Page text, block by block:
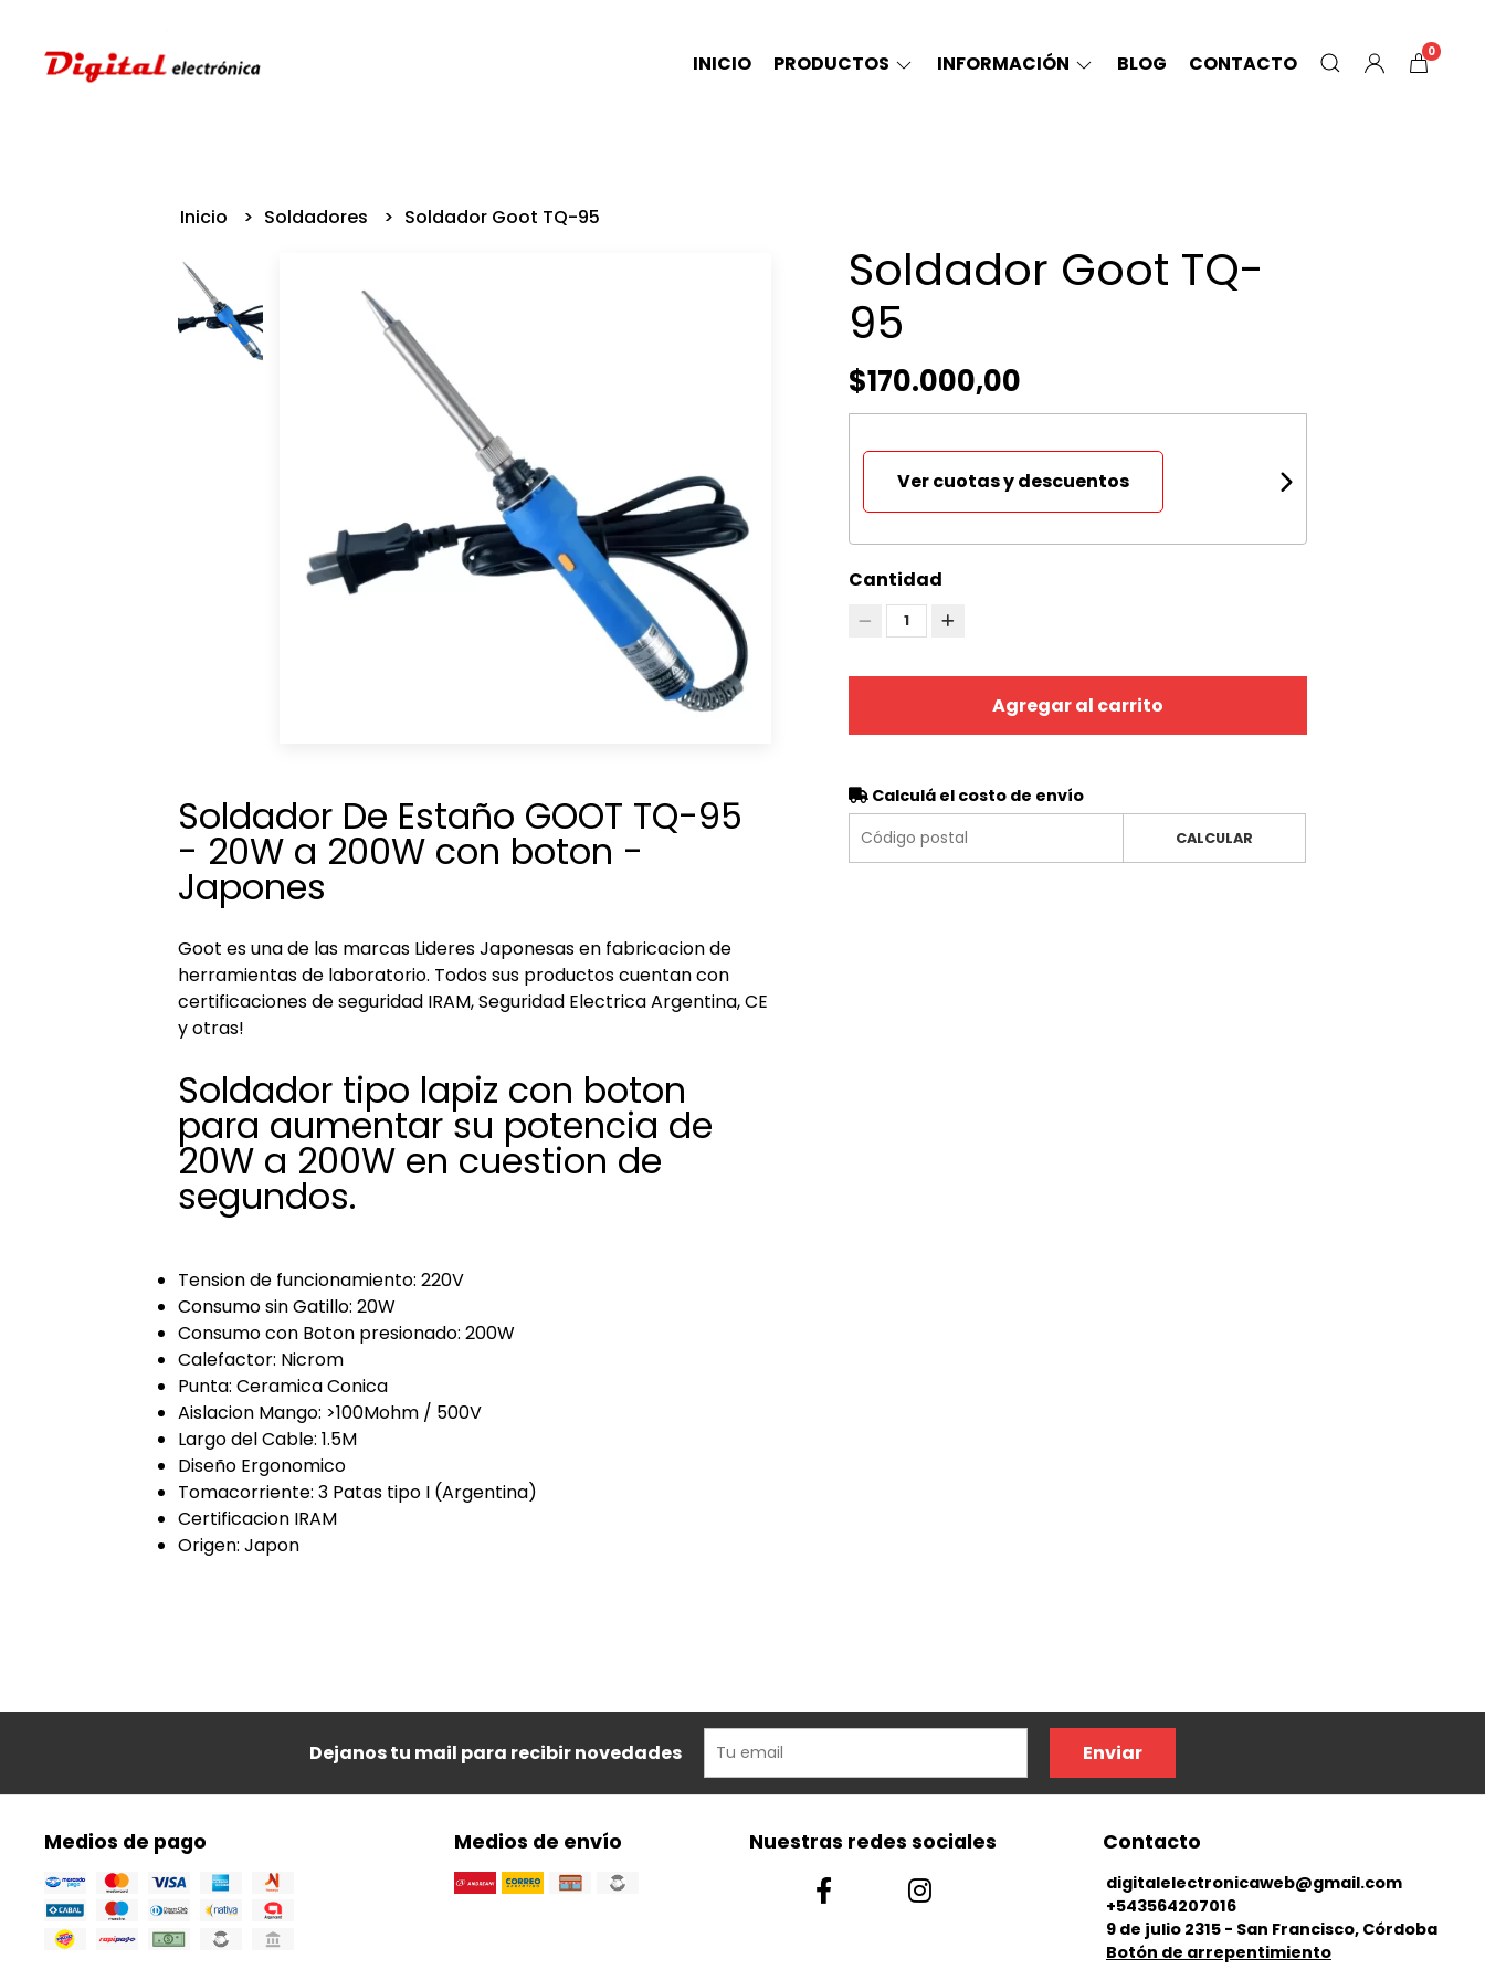
INICIO PRODUCTOS INFORMACIÓN BLOG CONTACTO 0
Inicio Soldadores Soldador Goot TQ-95
Soldador De Estaño GOOT TQ-95
- 20W a 200W con boton -
Japones
Goot es una de las marcas Lideres Japonesas en fabricacion de
herramientas de laboratorio. Todos sus productos cuentan con
certificaciones de seguridad IRAM, Seguridad Electrica Argentina, CE
y otras!
Soldador tipo lapiz con boton
para aumentar su potencia de
20W a 200W en cuestion de
segundos.
Tension de funcionamiento: 220V
Consumo sin Gatillo: 20W
Consumo con Boton presionado: 200W
Calefactor: Nicrom
Punta: Ceramica Conica
Aislacion Mango: >100Mohm / 500V
Largo del Cable: 1.5M
Diseño Ergonomico
Tomacorriente: 3 Patas tipo I (Argentina)
Certificacion IRAM
Origen: Japon
Soldador Goot TQ-
95
$170.000,00
Ver cuotas y descuentos
Cantidad
1
Agregar al carrito
Calculá el costo de envío
CALCULAR
Dejanos tu mail para recibir novedades Enviar
Medios de pago Medios de envío Nuestras redes sociales Contacto
digitalelectronicaweb@gmail.com
+543564207016
9 de julio 2315 - San Francisco, Córdoba
Botón de arrepentimiento